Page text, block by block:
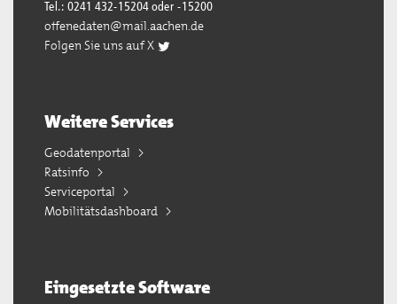
Tel.: 0241 432-15204 oder -15200
offenedaten@mail.aachen.de
Folgen Sie uns auf X
Weitere Services
Geodatenportal
Ratsinfo
Serviceportal
Mobilitätsdashboard
Eingesetzte Software